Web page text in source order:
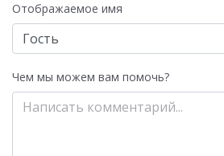
Отображаемое имя
Чем мы можем вам помочь?